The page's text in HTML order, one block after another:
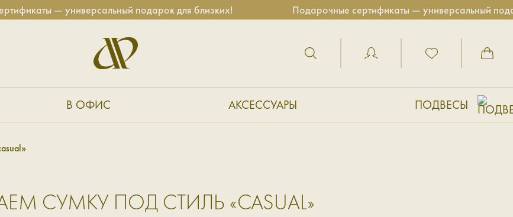
— универсальный подарок для близких! Подарочные сертификаты — универсальный
В ОФИС АКСЕССУАРЫ ПОДВЕСЫ
СУМКУ ПОД СТИЛЬ «CASUAL»